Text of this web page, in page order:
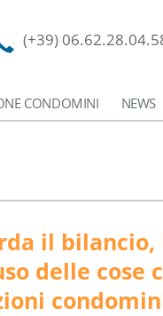
(+39)
CONDOMINI NEWS
il bilancio,
delle cose